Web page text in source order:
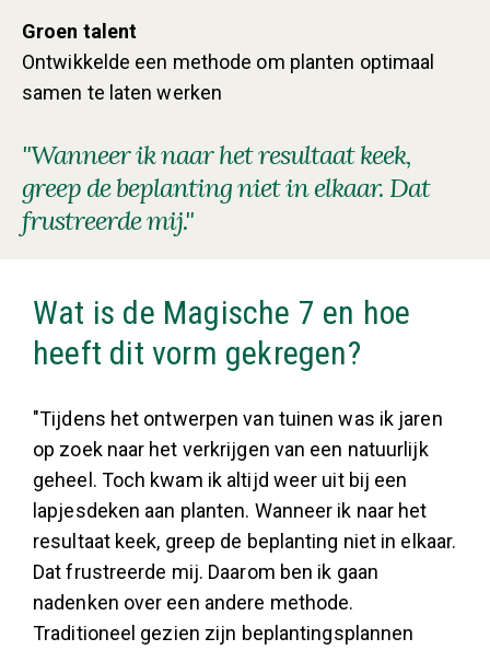
Groen talent
Ontwikkelde een methode om planten optimaal
samen te laten werken
"Wanneer ik naar het resultaat keek,
greep de beplanting niet in elkaar. Dat
frustreerde mij."
Wat is de Magische 7 en hoe
heeft dit vorm gekregen?
"Tijdens het ontwerpen van tuinen was ik jaren
op zoek naar het verkrijgen van een natuurlijk
geheel. Toch kwam ik altijd weer uit bij een
lapjesdeken aan planten. Wanneer ik naar het
resultaat keek, greep de beplanting niet in elkaar.
Dat frustreerde mij. Daarom ben ik gaan
nadenken over een andere methode.
Traditioneel gezien zijn beplantingsplannen